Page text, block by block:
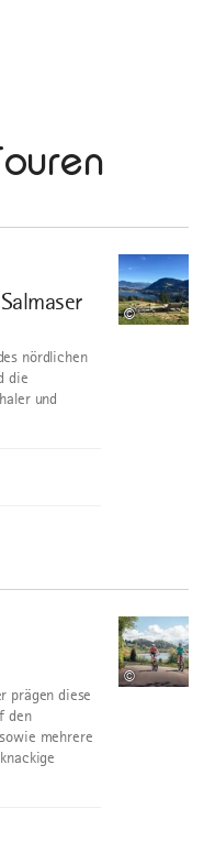
©
nördlichen
die
und
©
prägen diese
den
mehrere